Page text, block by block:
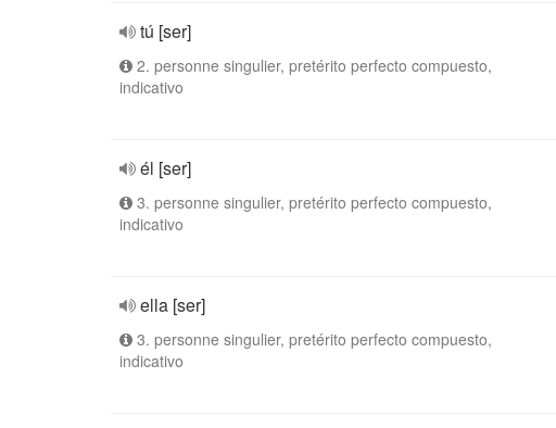
tú [ser]
2. personne singulier, pretérito perfecto compuesto,
indicativo
él [ser]
3. personne singulier, pretérito perfecto compuesto,
indicativo
ella [ser]
3. personne singulier, pretérito perfecto compuesto,
indicativo